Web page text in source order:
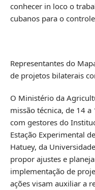
conhecer in loco o
cubanos para o
Representantes do
de projetos bilaterais
O Ministério da
missão técnica, de 14
com gestores do
Estação Experimental
Hatuey, da
propor ajustes e
implementação de
ações visam auxiliar a